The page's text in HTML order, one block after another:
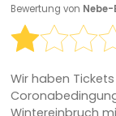
Bewertung von Nebe-
Wir haben
Wintereinbruch